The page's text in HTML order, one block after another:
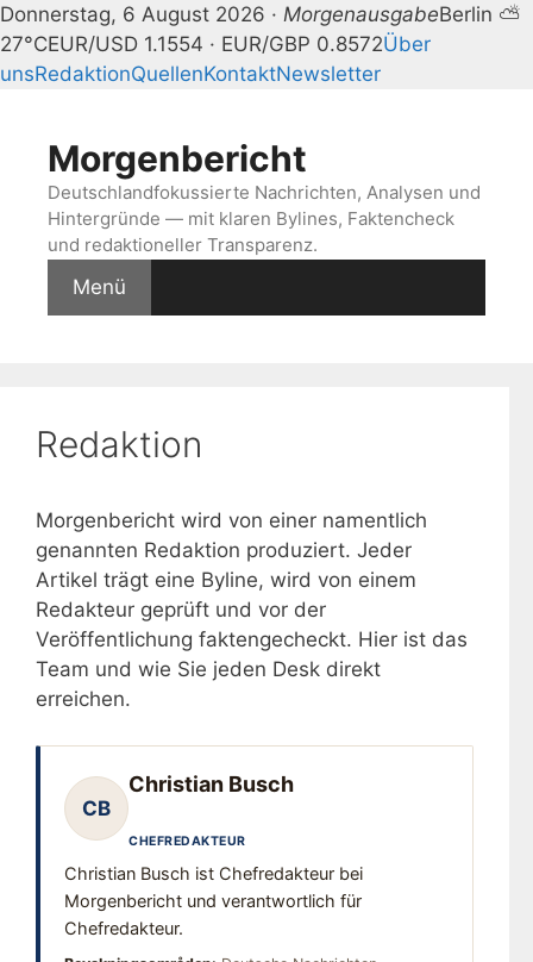
Donnerstag, 6 August 2026 · MorgenausgabeBerlin ⛅
27°CEUR/USD 1.1554 · EUR/GBP 0.8572Über
unsRedaktionQuellenKontaktNewsletter
springenMorgenbericht
Deutschlandfokussierte Nachrichten, Analysen und
Hintergründe — mit klaren Bylines, Faktencheck
und redaktioneller Transparenz.
Menü
Redaktion
Morgenbericht wird von einer namentlich
genannten Redaktion produziert. Jeder
Artikel trägt eine Byline, wird von einem
Redakteur geprüft und vor der
Veröffentlichung faktengecheckt. Hier ist das
Team und wie Sie jeden Desk direkt
erreichen.
CB
Christian Busch
CHEFREDAKTEUR
Christian Busch ist Chefredakteur bei
Morgenbericht und verantwortlich für
Chefredakteur.